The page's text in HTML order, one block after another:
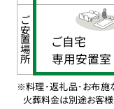
ご安置場所 ご自宅
専用安置室
※料理･返礼品･お布施
火葬料金は別途お客様